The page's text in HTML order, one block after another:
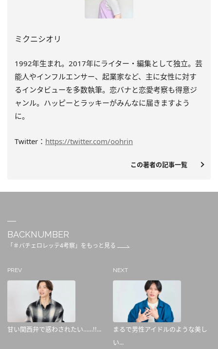
ミクニシオリ
1992年生まれ。2017年にライター・編集として独立。芸
能人やインフルエンサー、起業家など、主に女性に対す
るインタビューを多数執筆。恋バナと恋愛考察も得意ジ
ャンル。ハッピーとラッキーがみんなに届きますよう
に。
Twitter： https://twitter.com/oohrin
この著者の記事一覧
BACKNUMBER
「＃バチェロレッテ4考察」をもっと見る
PREV
甘い関西弁で惑わされたい……!!...
NEXT
まるで男性アイドルのような美し
い...